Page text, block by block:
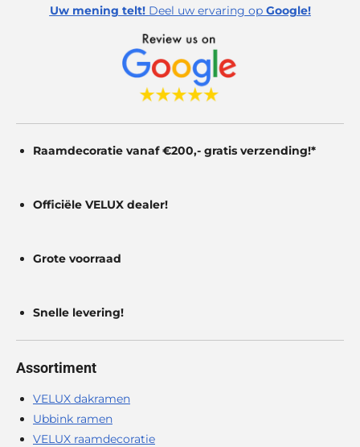
Uw mening telt! Deel uw ervaring op Google!
Raamdecoratie vanaf €200,- gratis verzending!*
Officiële VELUX dealer!
Grote voorraad
Snelle levering!
Assortiment
VELUX dakramen
Ubbink ramen
VELUX raamdecoratie